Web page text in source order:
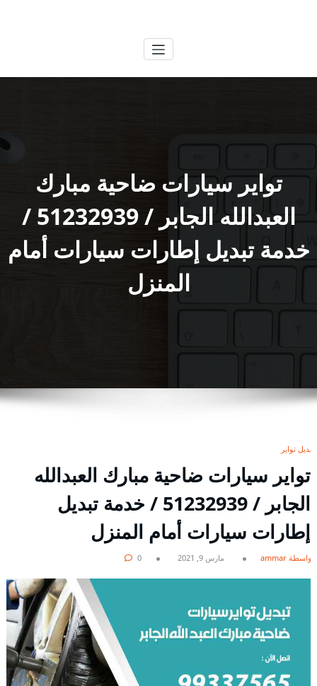
تواير سيارات ضاحية مبارك
العبدالله الجابر / 51232939‬ /
خدمة تبديل إطارات سيارات أمام
المنزل
تبديل تواير
تواير سيارات ضاحية مبارك العبدالله
الجابر / 51232939‬ / خدمة تبديل
إطارات سيارات أمام المنزل
بواسطة ammar مارس 9, 2021 0